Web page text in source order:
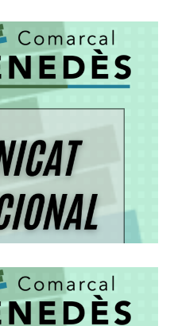
Del Baix
Les
Residus